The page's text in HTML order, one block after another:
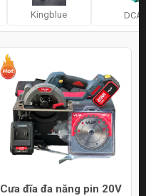
Kingblue DCA
Cưa đĩa đa năng pin 20V